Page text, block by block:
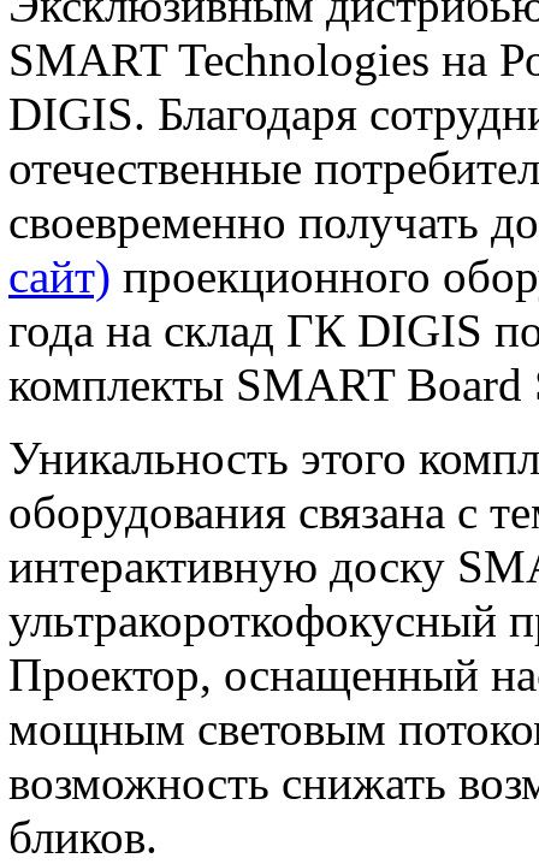
SMART Technologies на
DIGIS. Благодаря
отечественные
своевременно получать
сайт) проекционного
года на склад ГК DIGIS
комплекты SMART
Уникальность этого
оборудования связана с
интерактивную доску
ультракороткофокусный
Проектор, оснащенный
мощным световым
возможность снижать
бликов.